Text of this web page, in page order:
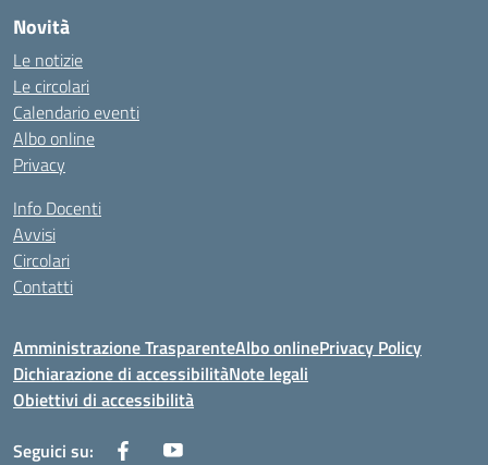
Novità
Le notizie
Le circolari
Calendario eventi
Albo online
Privacy
Info Docenti
Avvisi
Circolari
Contatti
Amministrazione TrasparenteAlbo onlinePrivacy Policy
Dichiarazione di accessibilitàNote legali
Obiettivi di accessibilità
Seguici su: